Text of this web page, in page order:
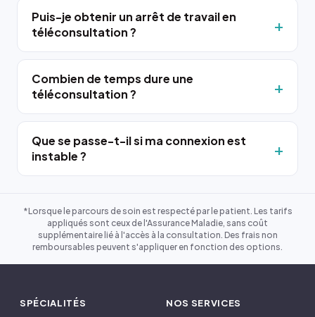
Puis-je obtenir un arrêt de travail en
téléconsultation ?
Combien de temps dure une
téléconsultation ?
Que se passe-t-il si ma connexion est
instable ?
*Lorsque le parcours de soin est respecté par le patient. Les tarifs
appliqués sont ceux de l'Assurance Maladie, sans coût
supplémentaire lié à l'accès à la consultation. Des frais non
remboursables peuvent s'appliquer en fonction des options.
SPÉCIALITÉS NOS SERVICES